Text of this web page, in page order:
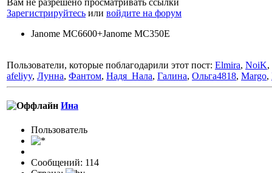
Вам не разрешено просматривать ссылки
Зарегистрируйтесь или войдите на форум
Janome MC6600+Janome MC350E
Пользователи, которые поблагодарили этот пост: Elmira, NoiK,
afeliyy, Лунна, Фантом, Надя_Нала, Галина, Ольга4818, Margo,
Ина
Пользовaтeль
Сообщений: 114